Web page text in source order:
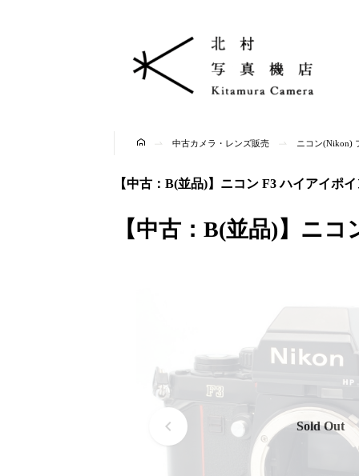
中古カメラ・レンズ販売 ニコン(Nikon)
【中古：B(並品)】ニコン F3 ハイアイポイ
【中古：B(並品)】ニコ
Sold Out